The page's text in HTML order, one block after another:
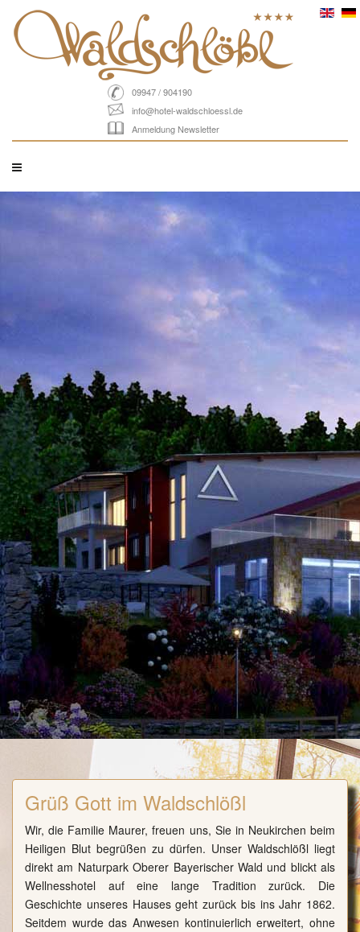
09947 / 904190
info@hotel-waldschloessl.de
Anmeldung Newsletter
Grüß Gott im Waldschlößl
Wir, die Familie Maurer, freuen uns, Sie in Neukirchen beim
Heiligen Blut begrüßen zu dürfen. Unser Waldschlößl liegt
direkt am Naturpark Oberer Bayerischer Wald und blickt als
Wellnesshotel auf eine lange Tradition zurück. Die
Geschichte unseres Hauses geht zurück bis ins Jahr 1862.
Seitdem wurde das Anwesen kontinuierlich erweitert, ohne